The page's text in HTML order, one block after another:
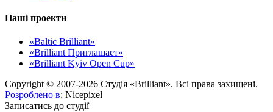
Наші проекти
«Baltic Brilliant»
«Brilliant Приглашает»
«Brilliant Kyiv Open Cup»
Copyright © 2007-2026 Студія «Brilliant». Всі права захищені.
Розроблено в: Nicepixel
Записатись до студії